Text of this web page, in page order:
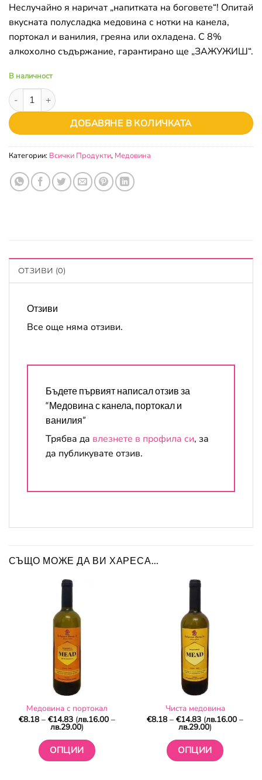
Неслучайно я наричат „напитката на боговете“! Опитай
вкусната полусладка медовина с нотки на канела,
портокал и ванилия, греяна или охладена. С 8%
алкохолно съдържание, гарантирано ще „ЗАЖУЖИШ“.
В наличност
количество за Медовина с канела, портокал и ванилия
ДОБАВЯНЕ В КОЛИЧКАТА
Категории: Всички Продукти, Медовина
ОТЗИВИ (0)
Отзиви
Все още няма отзиви.
Бъдете първият написал отзив за
“Медовина с канела, портокал и
ванилия”
Трябва да влезнете в профила си, за
да публикувате отзив.
СЪЩО МОЖЕ ДА ВИ ХАРЕСА…
Медовина с портокал
€8.18 – €14.83Price
range:
€8.18
through
€14.83
(лв.16.00 –
лв.29.00)
ОПЦИИ
Чиста медовина
€8.18 – €14.83Price
range:
€8.18
through
€14.83
(лв.16.00 –
лв.29.00)
ОПЦИИ